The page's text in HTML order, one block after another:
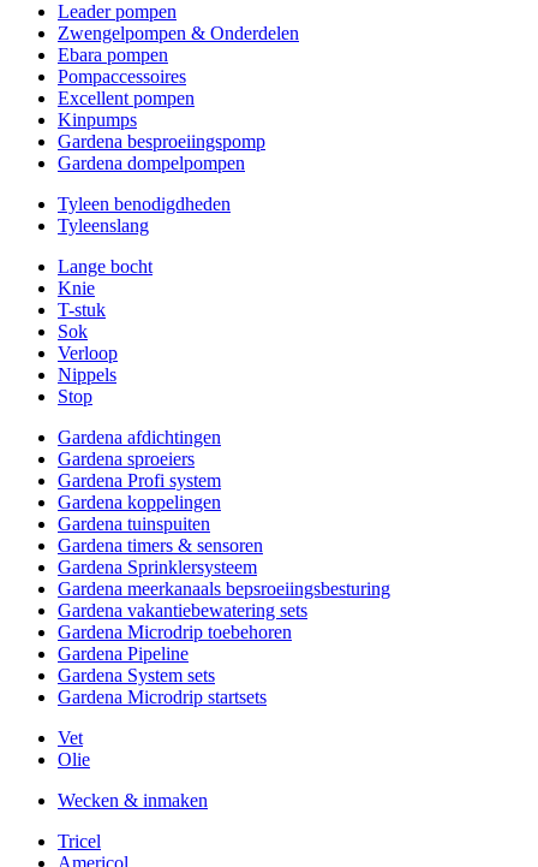
Leader pompen
Zwengelpompen & Onderdelen
Ebara pompen
Pompaccessoires
Excellent pompen
Kinpumps
Gardena besproeiingspomp
Gardena dompelpompen
Tyleen benodigdheden
Tyleenslang
Lange bocht
Knie
T-stuk
Sok
Verloop
Nippels
Stop
Gardena afdichtingen
Gardena sproeiers
Gardena Profi system
Gardena koppelingen
Gardena tuinspuiten
Gardena timers & sensoren
Gardena Sprinklersysteem
Gardena meerkanaals bepsroeiingsbesturing
Gardena vakantiebewatering sets
Gardena Microdrip toebehoren
Gardena Pipeline
Gardena System sets
Gardena Microdrip startsets
Vet
Olie
Wecken & inmaken
Tricel
Americol